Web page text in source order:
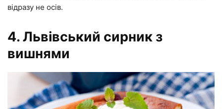
відразу не осів.
4. Львівський сирник з
вишнями